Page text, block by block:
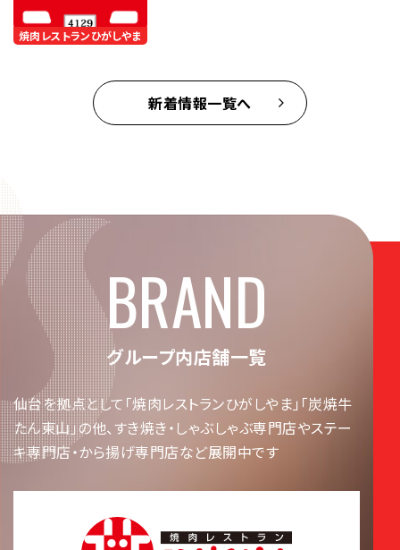
焼肉レストランひがしやま
新着情報一覧へ
BRAND
グループ内店舗一覧
仙台を拠点として「焼肉レストランひがしやま」「炭焼牛
たん東山」の他、すき焼き・しゃぶしゃぶ専門店やステー
キ専門店・から揚げ専門店など展開中です